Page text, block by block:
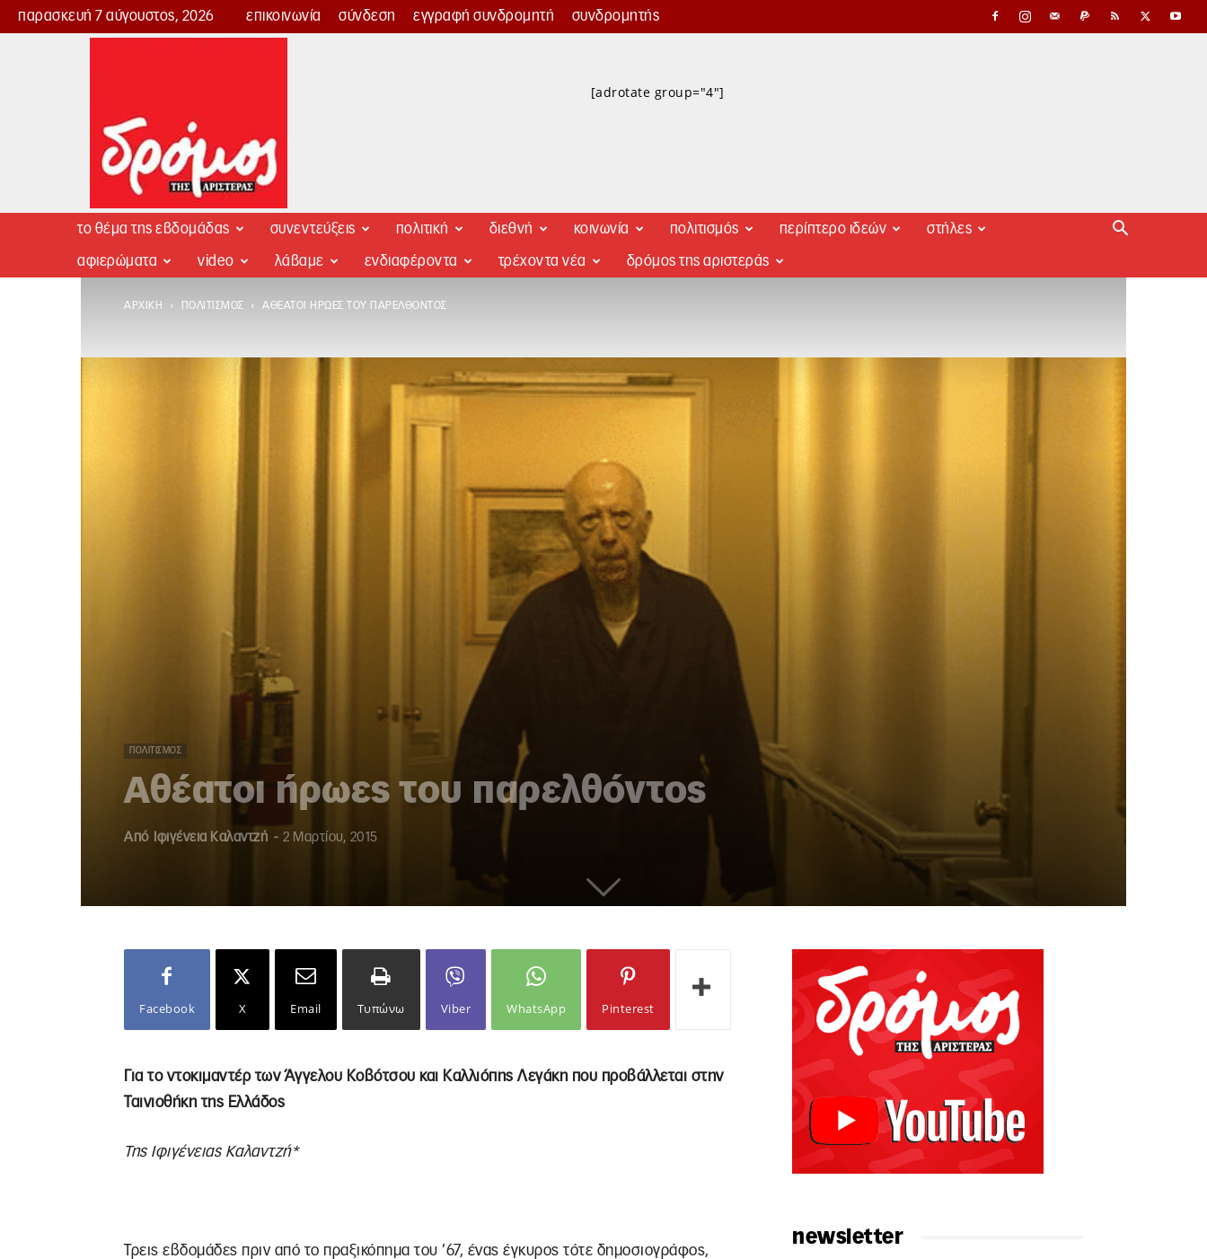
παρασκευή 7 αύγουστος, 2026 επικοινωνία σύνδεση εγγραφή συνδρομητή συνδρομητής
Δρόμος
[adrotate group="4"]
το θέμα της εβδομάδας συνεντεύξεις πολιτική διεθνή κοινωνία πολιτισμός περίπτερο ιδεών στήλες
αφιερώματα video λάβαμε ενδιαφέροντα τρέχοντα νέα δρόμος της αριστεράς
ΑΡΧΙΚΉ ΠΟΛΙΤΙΣΜΌΣ ΑΘΈΑΤΟΙ ΉΡΩΕΣ ΤΟΥ ΠΑΡΕΛΘΌΝΤΟΣ
ΠΟΛΙΤΙΣΜΌΣ
Αθέατοι ήρωες του παρελθόντος
Από Ιφιγένεια Καλαντζή - 2 Μαρτίου, 2015
Facebook X Email Τυπώνω Viber WhatsApp Pinterest
Για το ντοκιμαντέρ των Άγγελου Κοβότσου και Καλλιόπης Λεγάκη που προβάλλεται στην
Ταινιοθήκη της Ελλάδος
Της Ιφιγένειας Καλαντζή*
Τρεις εβδομάδες πριν από το πραξικόπημα του ’67, ένας έγκυρος τότε δημοσιογράφος,
newsletter